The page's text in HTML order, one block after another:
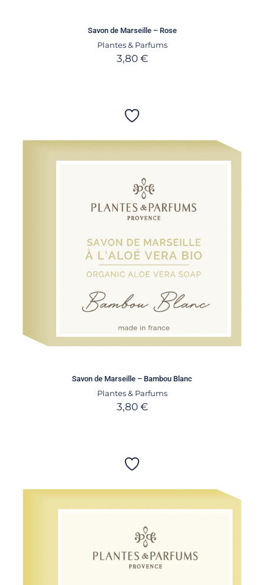
Savon de Marseille – Rose
Plantes & Parfums
3,80 €
Savon de Marseille – Bambou Blanc
Plantes & Parfums
3,80 €